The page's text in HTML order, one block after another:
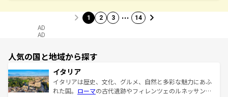
1 2 3 … 14
AD
AD
人気の国と地域から探す
イタリア
イタリアは歴史、文化、グルメ、自然と多彩な魅力にあふ
れた国。 ローマの古代遺跡やフィレンツェのルネッサンス